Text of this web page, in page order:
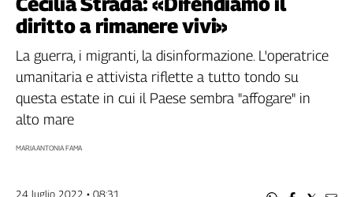
Filcams
Filctem
Fillea
Fisac
Flc
Nidil
diritto a rimanere vivi»
La guerra, i migranti, la disinformazione. L'operatrice
umanitaria e attivista riflette a tutto tondo su
questa estate in cui il Paese sembra "affogare" in
alto mare
MARIA ANTONIA FAMA
24 luglio 2022 • 08:31